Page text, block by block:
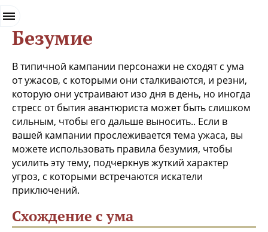
Безумие
В типичной кампании персонажи не сходят с ума
от ужасов, с которыми они сталкиваются, и резни,
которую они устраивают изо дня в день, но иногда
стресс от бытия авантюриста может быть слишком
сильным, чтобы его дальше выносить.. Если в
вашей кампании прослеживается тема ужаса, вы
можете использовать правила безумия, чтобы
усилить эту тему, подчеркнув жуткий характер
угроз, с кото­рыми встречаются искатели
приключений.
Схождение с ума